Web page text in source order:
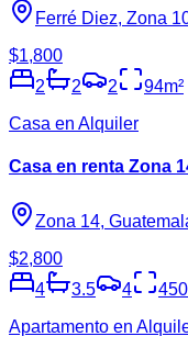
Ferré Diez, Zona
$1,800
2
2 2 94m²
Casa en Alquiler
Casa en renta Zona
Zona 14,
$2,800
4
3.5 4 450
Apartamento en